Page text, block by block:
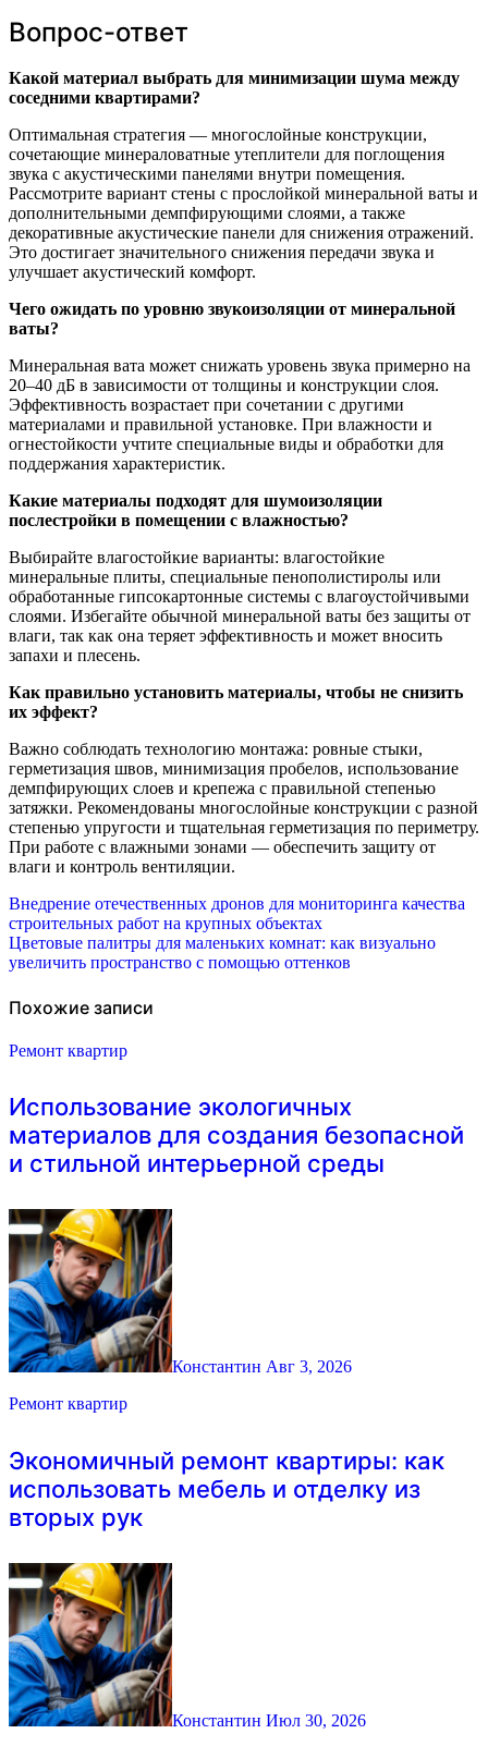
Вопрос-ответ
Какой материал выбрать для минимизации шума между
соседними квартирами?
Оптимальная стратегия — многослойные конструкции,
сочетающие минераловатные утеплители для поглощения
звука с акустическими панелями внутри помещения.
Рассмотрите вариант стены с прослойкой минеральной ваты и
дополнительными демпфирующими слоями, а также
декоративные акустические панели для снижения отражений.
Это достигает значительного снижения передачи звука и
улучшает акустический комфорт.
Чего ожидать по уровню звукоизоляции от минеральной
ваты?
Минеральная вата может снижать уровень звука примерно на
20–40 дБ в зависимости от толщины и конструкции слоя.
Эффективность возрастает при сочетании с другими
материалами и правильной установке. При влажности и
огнестойкости учтите специальные виды и обработки для
поддержания характеристик.
Какие материалы подходят для шумоизоляции
послестройки в помещении с влажностью?
Выбирайте влагостойкие варианты: влагостойкие
минеральные плиты, специальные пенополистиролы или
обработанные гипсокартонные системы с влагоустойчивыми
слоями. Избегайте обычной минеральной ваты без защиты от
влаги, так как она теряет эффективность и может вносить
запахи и плесень.
Как правильно установить материалы, чтобы не снизить
их эффект?
Важно соблюдать технологию монтажа: ровные стыки,
герметизация швов, минимизация пробелов, использование
демпфирующих слоев и крепежа с правильной степенью
затяжки. Рекомендованы многослойные конструкции с разной
степенью упругости и тщательная герметизация по периметру.
При работе с влажными зонами — обеспечить защиту от
влаги и контроль вентиляции.
Навигация
по
записям
Внедрение отечественных дронов для мониторинга качества
строительных работ на крупных объектах
Цветовые палитры для маленьких комнат: как визуально
увеличить пространство с помощью оттенков
Похожие записи
Ремонт квартир
Использование экологичных
материалов для создания безопасной
и стильной интерьерной среды
Константин Авг 3, 2026
Ремонт квартир
Экономичный ремонт квартиры: как
использовать мебель и отделку из
вторых рук
Константин Июл 30, 2026